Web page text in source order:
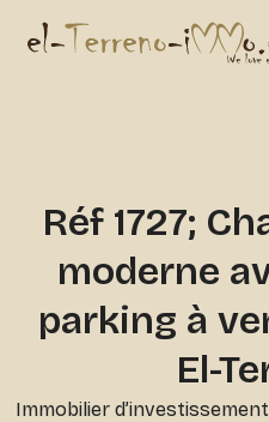
Réf 1727;
moderne
parking à
El-
Immobilier d’investissement